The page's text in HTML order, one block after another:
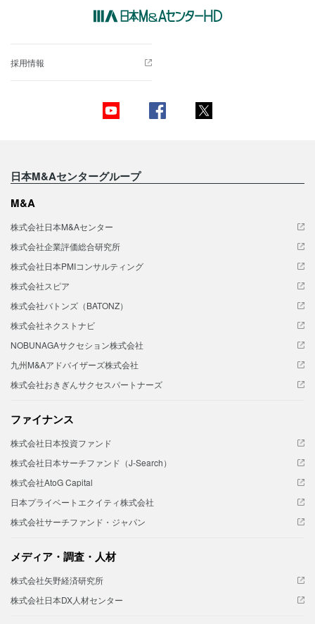
採用情報
日本M&Aセンターグループ
M&A
株式会社日本M&Aセンター
株式会社企業評価総合研究所
株式会社日本PMIコンサルティング
株式会社スピア
株式会社バトンズ（BATONZ）
株式会社ネクストナビ
NOBUNAGAサクセション株式会社
九州M&Aアドバイザーズ株式会社
株式会社おきぎんサクセスパートナーズ
ファイナンス
株式会社日本投資ファンド
株式会社日本サーチファンド（J-Search）
株式会社AtoG Capital
日本プライベートエクイティ株式会社
株式会社サーチファンド・ジャパン
メディア・調査・人材
株式会社矢野経済研究所
株式会社日本DX人材センター